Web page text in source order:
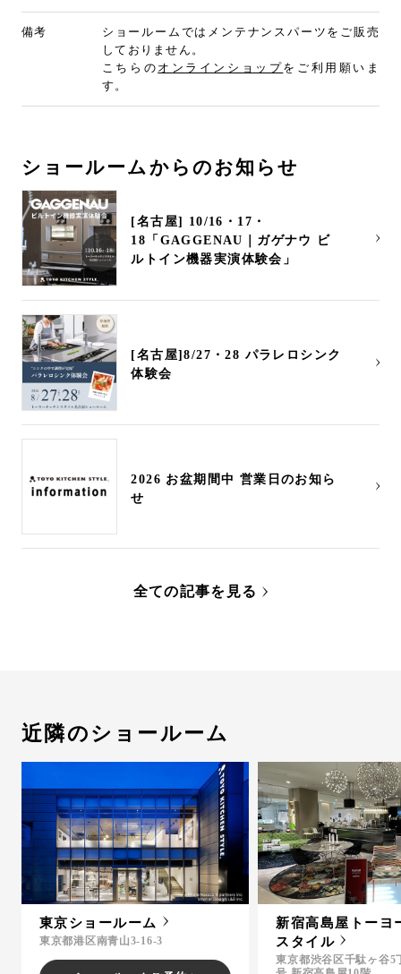
備考
ショールームではメンテナンスパーツをご販売
しておりません。
こちらの オンラインショップをご利用願いま
す。
ショールームからのお知らせ
[名古屋] 10/16・17・
18「GAGGENAU｜ガゲナウ ビ
ルトイン機器実演体験会」
[名古屋]8/27・28 パラレロシンク
体験会
2026 お盆期間中 営業日のお知ら
せ
全ての記事を見る
近隣のショールーム
東京ショールーム
東京都港区南青山3-16-3
新宿高島屋トーヨ
スタイル
東京都渋谷区千駄ヶ谷5